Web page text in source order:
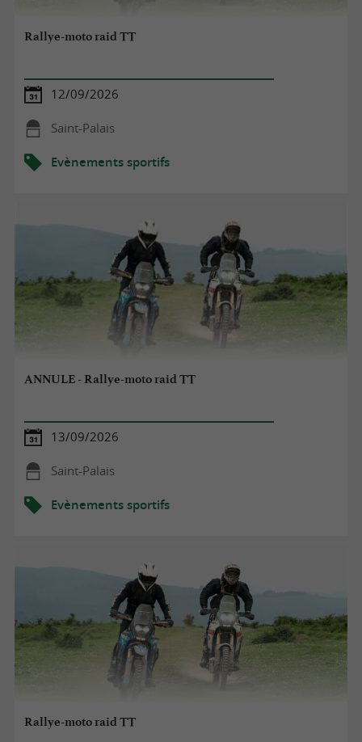
Rallye-moto raid TT
12/09/2026
Saint-Palais
Evènements sportifs
ANNULE - Rallye-moto raid TT
13/09/2026
Saint-Palais
Evènements sportifs
Rallye-moto raid TT